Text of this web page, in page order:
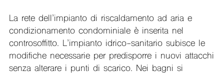
La rete dell’impianto di riscaldamento ad aria e
condizionamento condominiale è inserita nel
controsoffitto. L’impianto idrico-sanitario subisce le
modifiche necessarie per predisporre i nuovi attacchi
senza alterare i punti di scarico. Nei bagni si